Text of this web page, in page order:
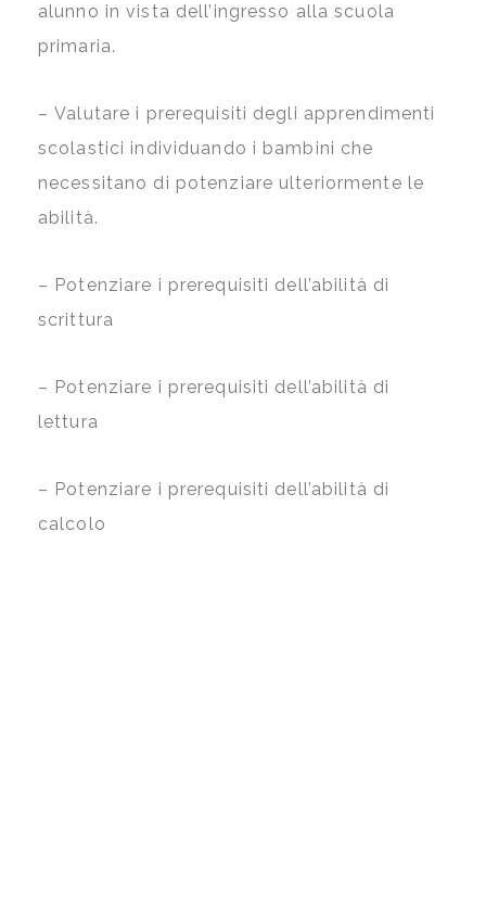
alunno in vista dell’ingresso alla scuola
primaria.
– Valutare i prerequisiti degli apprendimenti
scolastici individuando i bambini che
necessitano di potenziare ulteriormente le
abilità.
– Potenziare i prerequisiti dell’abilità di
scrittura
– Potenziare i prerequisiti dell’abilità di
lettura
– Potenziare i prerequisiti dell’abilità di
calcolo